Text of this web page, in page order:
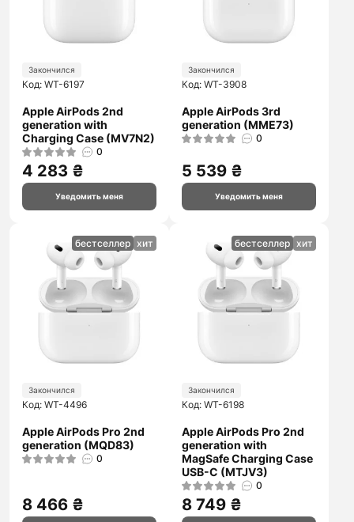
Закончился
Код: WT-6197
Apple AirPods 2nd
generation with
Charging Case (MV7N2)
0
4 283 ₴
Уведомить меня
Закончился
Код: WT-3908
Apple AirPods 3rd
generation (MME73)
0
5 539 ₴
Уведомить меня
бестселлер хит
Закончился
Код: WT-4496
Apple AirPods Pro 2nd
generation (MQD83)
0
8 466 ₴
бестселлер хит
Закончился
Код: WT-6198
Apple AirPods Pro 2nd
generation with
MagSafe Charging Case
USB-C (MTJV3)
0
8 749 ₴